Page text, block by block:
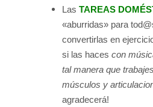
Las TAREAS
«aburridas» para
convertirlas en
si las haces con
tal manera que
músculos y
agradecerá!